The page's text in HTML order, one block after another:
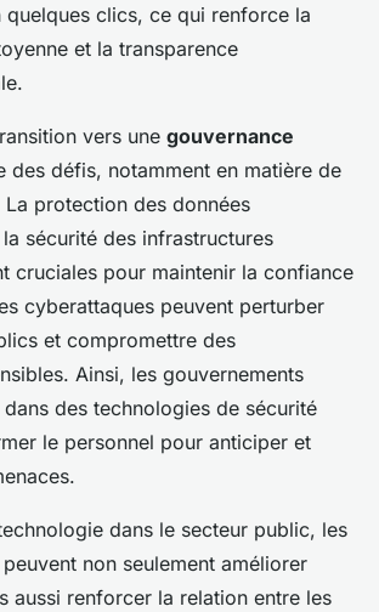
quelques clics, ce qui renforce la
et la transparence
vers une gouvernance
des défis, notamment en matière de
La protection des données
sécurité des infrastructures
cruciales pour maintenir la confiance
cyberattaques peuvent perturber
et compromettre des
Ainsi, les gouvernements
des technologies de sécurité
le personnel pour anticiper et
dans le secteur public, les
non seulement améliorer
aussi renforcer la relation entre les